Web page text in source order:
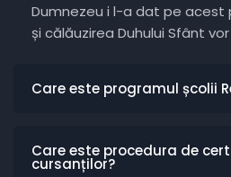
Dumnezeu i l-a dat pe acest
și călăuzirea Duhului Sfânt
Care este programul școlii
Care este procedura de
cursanților?